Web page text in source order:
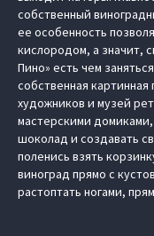
собственный
ее особенность
кислородом, а значит,
Пино» есть чем
собственная
художников и музей
мастерскими
шоколад и создавать
поленись взять
виноград прямо с
растоптать ногами,